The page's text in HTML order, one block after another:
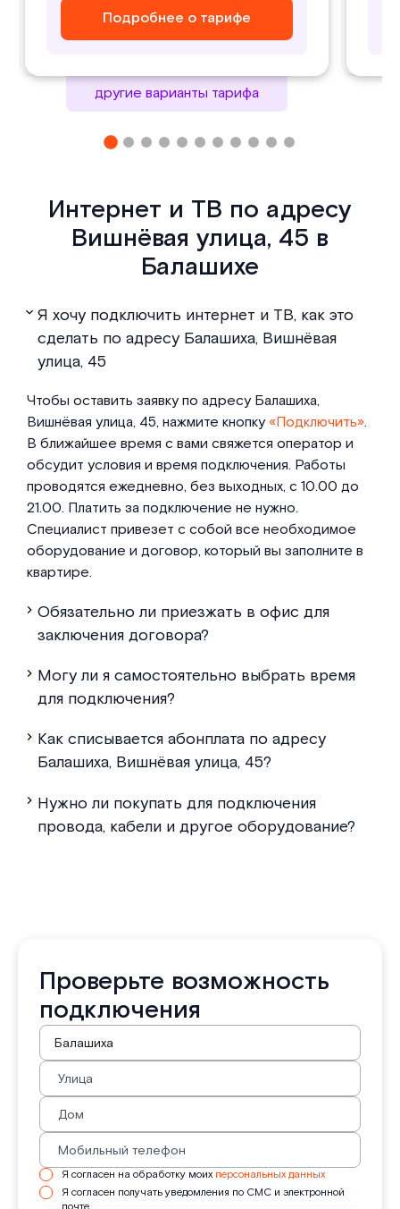
Подробнее о тарифе
Подробнее о тарифе
Подробнее о тарифе
Подробнее о тарифе
другие варианты тарифа
Интернет и ТВ по адресу
Вишнёвая улица, 45 в
Балашихе
Я хочу подключить интернет и ТВ, как это
сделать по адресу Балашиха, Вишнёвая
улица, 45
Чтобы оставить заявку по адресу Балашиха,
Вишнёвая улица, 45, нажмите кнопку«Подключить».
В ближайшее время с вами свяжется оператор и
обсудит условия и время подключения. Работы
проводятся ежедневно, без выходных, с 10.00 до
21.00. Платить за подключение не нужно.
Специалист привезет с собой все необходимое
оборудование и договор, который вы заполните в
квартире.
Обязательно ли приезжать в офис для
заключения договора?
Могу ли я самостоятельно выбрать время
для подключения?
Как списывается абонплата по адресу
Балашиха, Вишнёвая улица, 45?
Нужно ли покупать для подключения
провода, кабели и другое оборудование?
Проверьте возможность
подключения
Я согласен на обработку моих персональных данных
Я согласен получать уведомления по СМС и электронной